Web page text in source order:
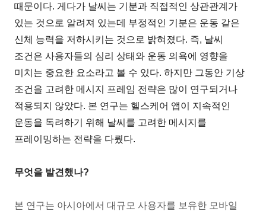
때문이다. 게다가 날씨는 기분과 직접적인 상관관계가
있는 것으로 알려져 있는데 부정적인 기분은 운동 같은
신체 능력을 저하시키는 것으로 밝혀졌다. 즉, 날씨
조건은 사용자들의 심리 상태와 운동 의욕에 영향을
미치는 중요한 요소라고 볼 수 있다. 하지만 그동안 기상
조건을 고려한 메시지 프레임 전략은 많이 연구되거나
적용되지 않았다. 본 연구는 헬스케어 앱이 지속적인
운동을 독려하기 위해 날씨를 고려한 메시지를
프레이밍하는 전략을 다뤘다.
무엇을 발견했나?
본 연구는 아시아에서 대규모 사용자를 보유한 모바일